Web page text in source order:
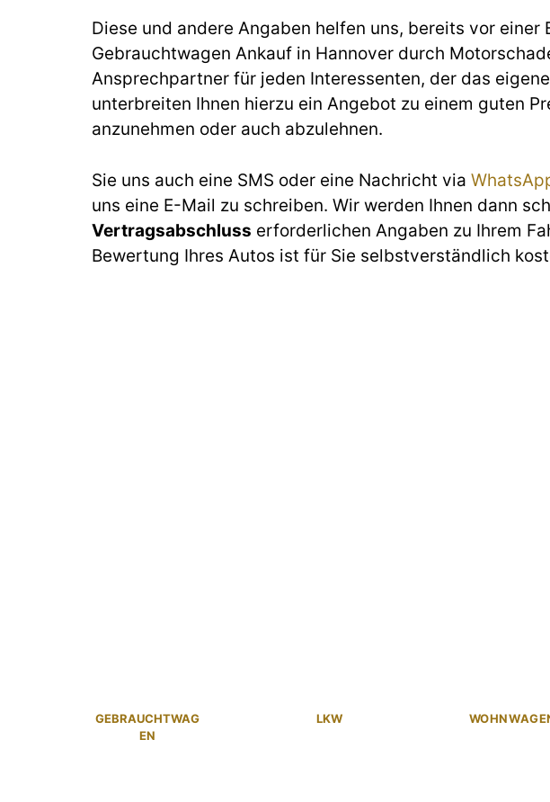
Diese und andere Angaben helfen uns, bereits vor
Gebrauchtwagen Ankauf in Hannover durch
Ansprechpartner für jeden Interessenten, der das
unterbreiten Ihnen hierzu ein Angebot zu einem guten
anzunehmen oder auch abzulehnen.
Sie uns auch eine SMS oder eine Nachricht via
uns eine E-Mail zu schreiben. Wir werden Ihnen dann
Vertragsabschluss erforderlichen Angaben zu Ihrem
Bewertung Ihres Autos ist für Sie selbstverständlich
GEBRAUCHTWAG
EN
LKW